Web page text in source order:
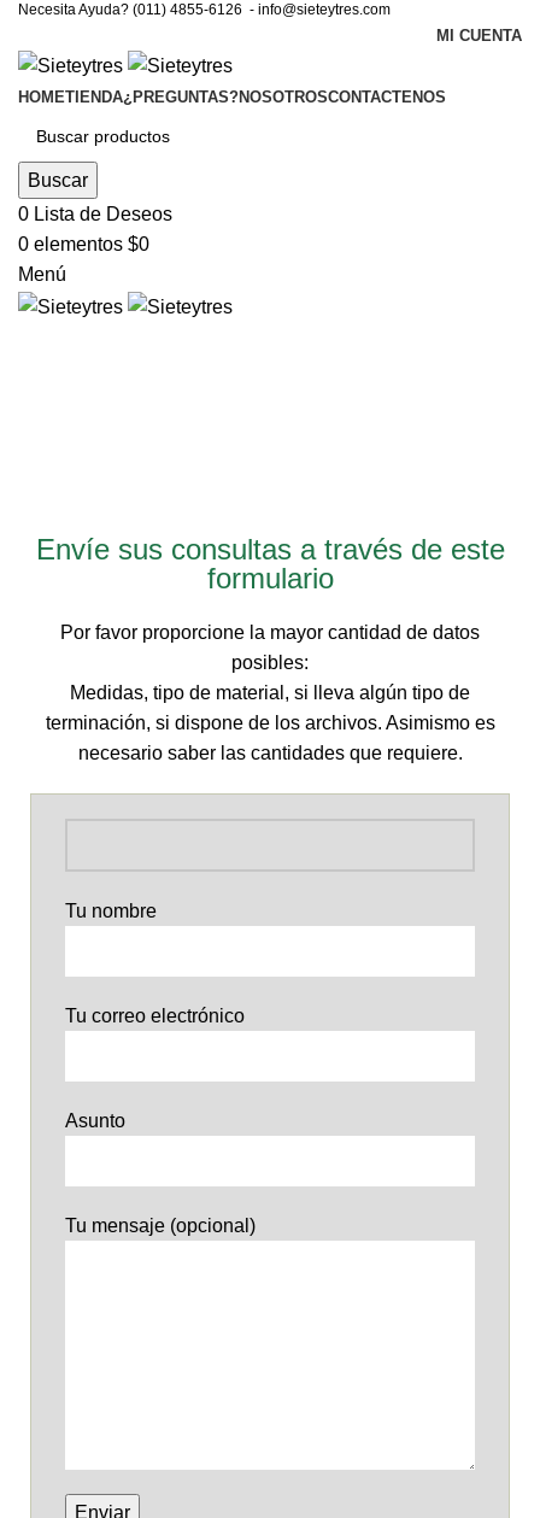
Necesita Ayuda? (011) 4855-6126 - info@sieteytres.com
MI CUENTA
HOMETIENDA¿PREGUNTAS?NOSOTROSCONTACTENOS
Buscar
0 Lista de Deseos
0 elementos $0
Menú
Envíe sus consultas a través de este
formulario
Por favor proporcione la mayor cantidad de datos
posibles:
Medidas, tipo de material, si lleva algún tipo de
terminación, si dispone de los archivos. Asimismo es
necesario saber las cantidades que requiere.
Tu nombre
Tu correo electrónico
Asunto
Tu mensaje (opcional)